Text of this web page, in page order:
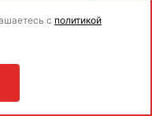
с политикой